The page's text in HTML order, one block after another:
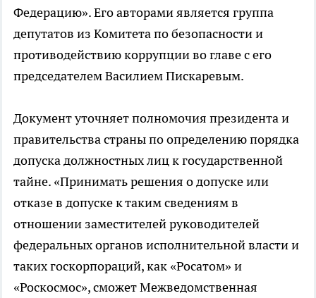
Федерацию». Его авторами является группа
депутатов из Комитета по безопасности и
противодействию коррупции во главе с его
председателем Василием Пискаревым.
Документ уточняет полномочия президента и
правительства страны по определению порядка
допуска должностных лиц к государственной
тайне. «Принимать решения о допуске или
отказе в допуске к таким сведениям в
отношении заместителей руководителей
федеральных органов исполнительной власти и
таких госкорпораций, как «Росатом» и
«Роскосмос», сможет Межведомственная